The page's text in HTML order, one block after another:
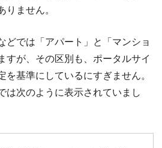
りません。
どでは「アパート」と「マンショ
すが、その区別も、ポータルサイ
を基準にしているにすぎません。
は次のように表示されていまし